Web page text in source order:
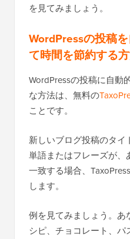
を見てみましょう。
WordPressの投稿
て時間を節約する
WordPressの投稿に自動
な方法は、無料の
ことです。
新しいブログ投稿のタ
単語またはフレーズが、
一致する場合、
します。
例を見てみましょう。あ
シピ、チョコレート、